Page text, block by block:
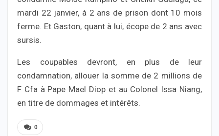
mardi 22 janvier, à 2 ans de prison dont 10 mois
ferme. Et Gaston, quant à lui, écope de 2 ans avec
sursis.
Les coupables devront, en plus de leur
condamnation, allouer la somme de 2 millions de
F Cfa à Pape Mael Diop et au Colonel Issa Niang,
en titre de dommages et intérêts.
0